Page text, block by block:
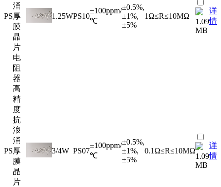
PS
涌
厚
膜
晶
片
电
阻
器
1.25WPS10
±100ppm/
℃
±0.5%,
±1%,
±5%
1Ω≤R≤10MΩ
1.09
MB
详
情
PS
高
精
度
抗
浪
涌
厚
膜
晶
片
3/4W PS07
±100ppm/
℃
±0.5%,
±1%,
±5%
0.1Ω≤R≤10MΩ
1.09
MB
详
情